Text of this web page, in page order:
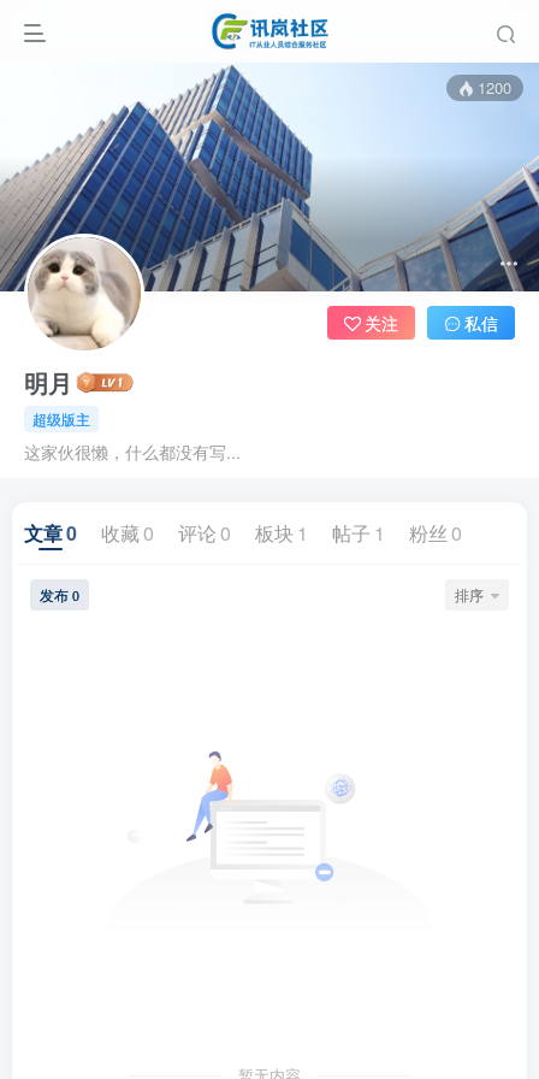
1200
明月
超级版主
这家伙很懒，什么都没有写...
关注 私信
文章0 收藏 0 评论 0 板块 1 帖子 1 粉丝 0
发布 0 排序